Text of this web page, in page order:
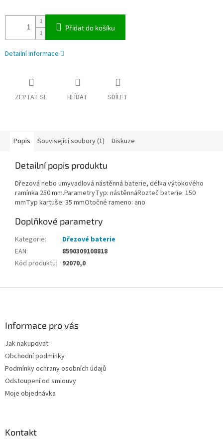
Přidat do košíku
Detailní informace
ZEPTAT SE HLÍDAT SDÍLET
Popis Související soubory (1) Diskuze
Detailní popis produktu
Dřezová nebo umyvadlová nástěnná baterie, délka výtokového
ramínka 250 mm.ParametryTyp: nástěnnáRozteč baterie: 150
mmTyp kartuše: 35 mmOtočné rameno: ano
Doplňkové parametry
Kategorie:
Dřezové baterie
EAN:
8590309108818
Kód produktu: 92070,0
Informace pro vás
Jak nakupovat
Obchodní podmínky
Podmínky ochrany osobních údajů
Odstoupení od smlouvy
Moje objednávka
Kontakt